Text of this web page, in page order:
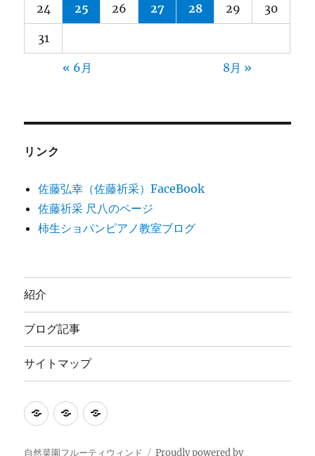
24 25 26 27 28 29 30
31
« 6月 8月 »
リンク
佐藤弘幸（佐藤祈采）FaceBook
佐藤祈采 尺八のページ
柿生ショパンピアノ教室ブログ
紹介
ブログ記事
サイトマップ
紹
ブ
グ
サ
ト
自然菜園フルーティウィンド Proudly powered by